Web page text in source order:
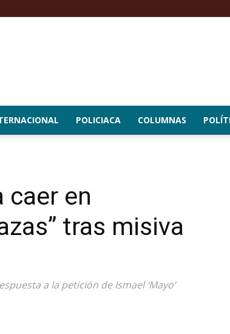
POLICIACA COLUMNAS
caer en
tras misiva
a la petición de Ismael ‘Mayo’